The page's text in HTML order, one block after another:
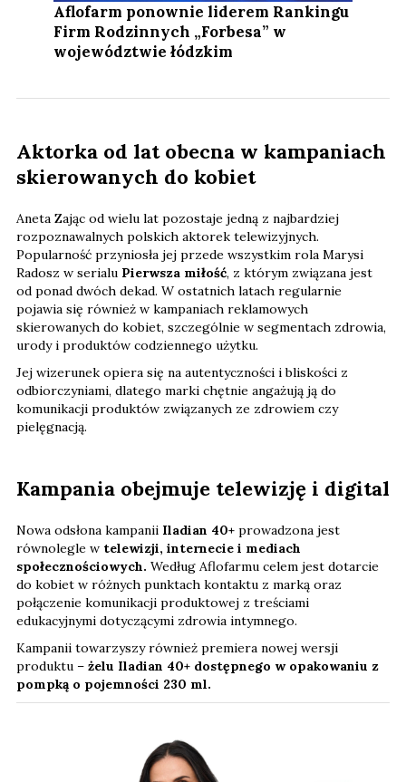
Aflofarm ponownie liderem Rankingu
Firm Rodzinnych „Forbesa” w
województwie łódzkim
Aktorka od lat obecna w kampaniach
skierowanych do kobiet
Aneta Zając od wielu lat pozostaje jedną z najbardziej
rozpoznawalnych polskich aktorek telewizyjnych.
Popularność przyniosła jej przede wszystkim rola Marysi
Radosz w serialu Pierwsza miłość, z którym związana jest
od ponad dwóch dekad. W ostatnich latach regularnie
pojawia się również w kampaniach reklamowych
skierowanych do kobiet, szczególnie w segmentach zdrowia,
urody i produktów codziennego użytku.
Jej wizerunek opiera się na autentyczności i bliskości z
odbiorczyniami, dlatego marki chętnie angażują ją do
komunikacji produktów związanych ze zdrowiem czy
pielęgnacją.
Kampania obejmuje telewizję i digital
Nowa odsłona kampanii Iladian 40+ prowadzona jest
równolegle w telewizji, internecie i mediach
społecznościowych. Według Aflofarmu celem jest dotarcie
do kobiet w różnych punktach kontaktu z marką oraz
połączenie komunikacji produktowej z treściami
edukacyjnymi dotyczącymi zdrowia intymnego.
Kampanii towarzyszy również premiera nowej wersji
produktu – żelu Iladian 40+ dostępnego w opakowaniu z
pompką o pojemności 230 ml.